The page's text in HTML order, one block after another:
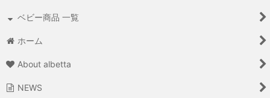
ベビー商品 一覧
ホーム
About albetta
NEWS